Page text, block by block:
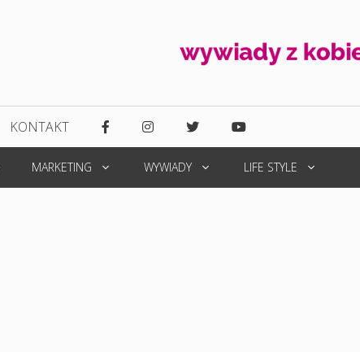
KONTAKT
MARKETING WYWIADY LIFE STYLE